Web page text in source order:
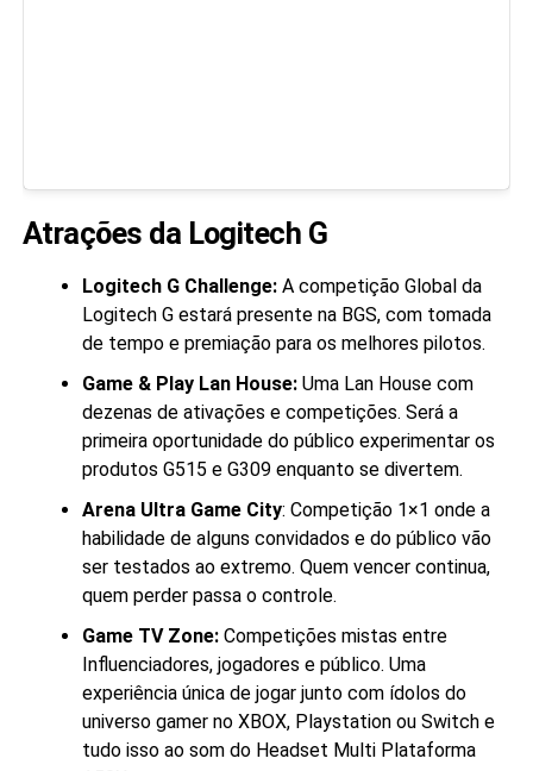
Atrações da Logitech G
Logitech G Challenge: A competição Global da
Logitech G estará presente na BGS, com tomada
de tempo e premiação para os melhores pilotos.
Game & Play Lan House: Uma Lan House com
dezenas de ativações e competições. Será a
primeira oportunidade do público experimentar os
produtos G515 e G309 enquanto se divertem.
Arena Ultra Game City: Competição 1×1 onde a
habilidade de alguns convidados e do público vão
ser testados ao extremo. Quem vencer continua,
quem perder passa o controle.
Game TV Zone:Competições mistas entre
Influenciadores, jogadores e público. Uma
experiência única de jogar junto com ídolos do
universo gamer no XBOX, Playstation ou Switch e
tudo isso ao som do Headset Multi Plataforma